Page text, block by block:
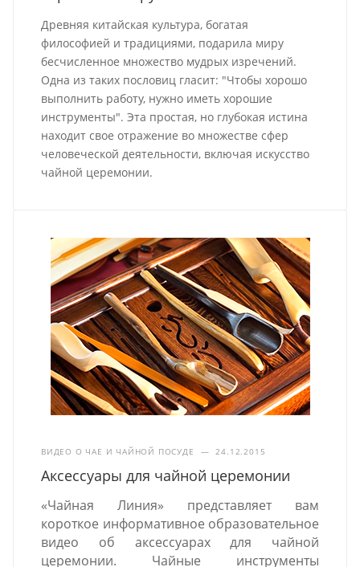
Древняя китайская культура, богатая
философией и традициями, подарила миру
бесчисленное множество мудрых изречений.
Одна из таких пословиц гласит: "Чтобы хорошо
выполнить работу, нужно иметь хорошие
инструменты". Эта простая, но глубокая истина
находит свое отражение во множестве сфер
человеческой деятельности, включая искусство
чайной церемонии.
ВИДЕО О ЧАЕ И ЧАЙНОЙ ПОСУДЕ — 24.12.2015
Аксессуары для чайной церемонии
«Чайная Линия» представляет вам
короткое информативное образовательное
видео об аксессуарах для чайной
церемонии. Чайные инструменты